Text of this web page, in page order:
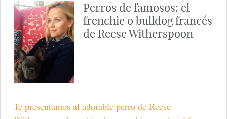
Perros de famosos: el
frenchie o bulldog francés
de Reese Witherspoon
Te presentamos al adorable perro de Reese